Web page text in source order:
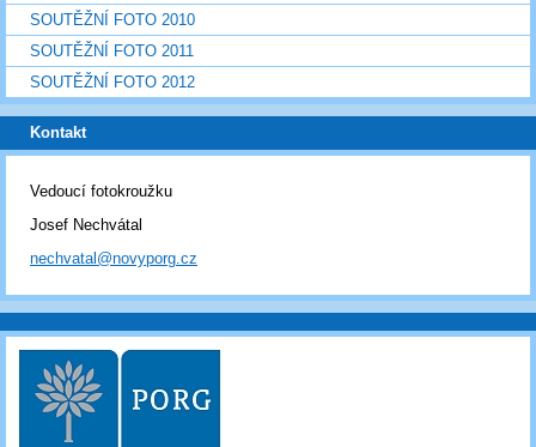
SOUTĚŽNÍ FOTO 2010
SOUTĚŽNÍ FOTO 2011
SOUTĚŽNÍ FOTO 2012
Kontakt
Vedoucí fotokroužku
Josef Nechvátal
nechvatal@novyporg.cz